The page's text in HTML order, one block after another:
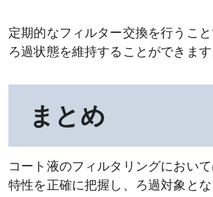
定期的なフィルター交換を行うこ
ろ過状態を維持することができます
まとめ
コート液のフィルタリングにおい
特性を正確に把握し、ろ過対象と